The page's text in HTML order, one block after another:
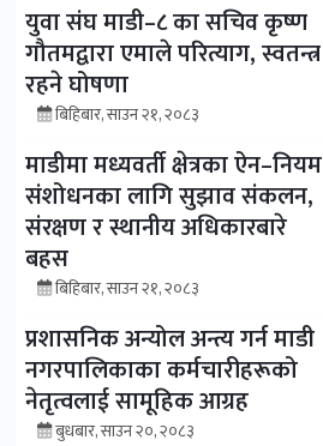
युवा संघ माडी–८ का सचिव कृष्ण
गौतमद्वारा एमाले परित्याग, स्वतन्त्र
रहने घोषणा
बिहिबार, साउन २१, २०८३
माडीमा मध्यवर्ती क्षेत्रका ऐन–नियम
संशोधनका लागि सुझाव संकलन,
संरक्षण र स्थानीय अधिकारबारे
बहस
बिहिबार, साउन २१, २०८३
प्रशासनिक अन्योल अन्त्य गर्न माडी
नगरपालिकाका कर्मचारीहरूको
नेतृत्वलाई सामूहिक आग्रह
बुधबार, साउन २०, २०८३